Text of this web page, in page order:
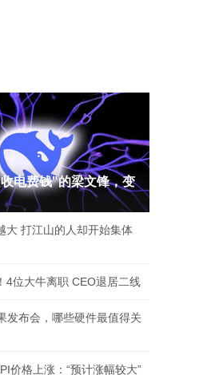
电费钱"的梁文锋，变
大 打江山的人却开始集体
4位大牛离职 CEO退居二线
发布会，哪些硬件最值得关
价格上涨：“预计涨幅较大”